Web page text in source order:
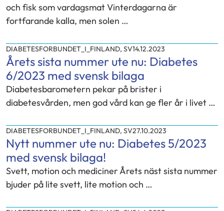
och fisk som vardagsmat Vinterdagarna är
fortfarande kalla, men solen …
DIABETESFORBUNDET_I_FINLAND, SV14.12.2023
Årets sista nummer ute nu: Diabetes
6/2023 med svensk bilaga
Diabetesbarometern pekar på brister i
diabetesvården, men god vård kan ge fler år i livet …
DIABETESFORBUNDET_I_FINLAND, SV27.10.2023
Nytt nummer ute nu: Diabetes 5/2023
med svensk bilaga!
Svett, motion och mediciner Årets näst sista nummer
bjuder på lite svett, lite motion och …